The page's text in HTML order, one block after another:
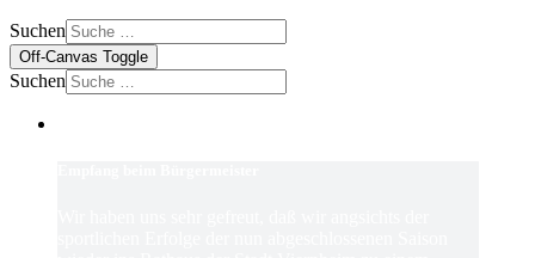
Suchen
Off-Canvas Toggle
Suchen